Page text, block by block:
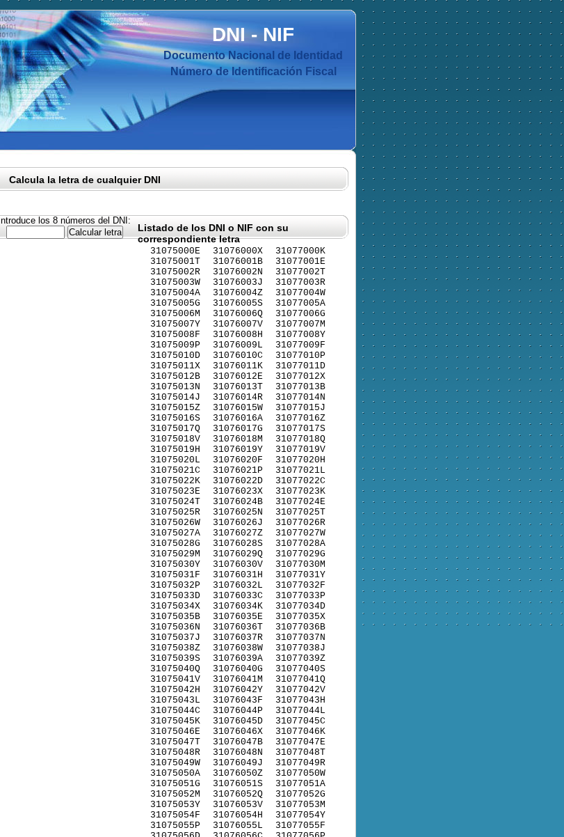
DNI-NIF
Documento Nacional de Identidad
Número de Identificación Fiscal
Calcula la letra de cualquier DNI
Introduce los 8 números del DNI:
Listado de los DNI o NIF con su
correspondiente letra
31075000E
31075001T
31075002R
31075003W
31075004A
31075005G
31075006M
31075007Y
31075008F
31075009P
31075010D
31075011X
31075012B
31075013N
31075014J
31075015Z
31075016S
31075017Q
31075018V
31075019H
31075020L
31075021C
31075022K
31075023E
31075024T
31075025R
31075026W
31075027A
31075028G
31075029M
31075030Y
31075031F
31075032P
31075033D
31075034X
31075035B
31075036N
31075037J
31075038Z
31075039S
31075040Q
31075041V
31075042H
31075043L
31075044C
31075045K
31075046E
31075047T
31075048R
31075049W
31075050A
31075051G
31075052M
31075053Y
31075054F
31075055P
31076000X
31076001B
31076002N
31076003J
31076004Z
31076005S
31076006Q
31076007V
31076008H
31076009L
31076010C
31076011K
31076012E
31076013T
31076014R
31076015W
31076016A
31076017G
31076018M
31076019Y
31076020F
31076021P
31076022D
31076023X
31076024B
31076025N
31076026J
31076027Z
31076028S
31076029Q
31076030V
31076031H
31076032L
31076033C
31076034K
31076035E
31076036T
31076037R
31076038W
31076039A
31076040G
31076041M
31076042Y
31076043F
31076044P
31076045D
31076046X
31076047B
31076048N
31076049J
31076050Z
31076051S
31076052Q
31076053V
31076054H
31076055L
31077000K
31077001E
31077002T
31077003R
31077004W
31077005A
31077006G
31077007M
31077008Y
31077009F
31077010P
31077011D
31077012X
31077013B
31077014N
31077015J
31077016Z
31077017S
31077018Q
31077019V
31077020H
31077021L
31077022C
31077023K
31077024E
31077025T
31077026R
31077027W
31077028A
31077029G
31077030M
31077031Y
31077032F
31077033P
31077034D
31077035X
31077036B
31077037N
31077038J
31077039Z
31077040S
31077041Q
31077042V
31077043H
31077044L
31077045C
31077046K
31077047E
31077048T
31077049R
31077050W
31077051A
31077052G
31077053M
31077054Y
31077055F